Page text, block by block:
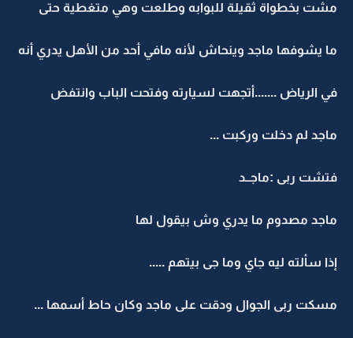
مشت بخطواة ثقيلة للبوابه وطلعت وهي متغطية حتى
ما يشوفها ماجد وينحاش لأنه مافي أحد من الأهل يدري أنه
في الرياض .......أتجهت لسيارته وفتحت الباب وانتفض
ماجد لم دخلت وركبت ...
فتشت ربى :ماجــد
ماجد مصدوم ما يدري وش بيقول لها
إذا سألته ليه جاي وما جى بيتهم .....
مسكت ربى الجوال ودقت على ماجد وكان حاط أسمها ...